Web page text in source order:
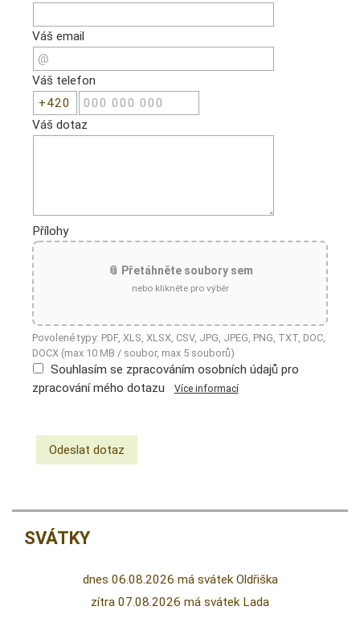
Váš email
Váš telefon
Váš dotaz
Přílohy
📎 Přetáhněte soubory sem
nebo klikněte pro výběr
Povolené typy: PDF, XLS, XLSX, CSV, JPG, JPEG, PNG, TXT, DOC,
DOCX (max 10 MB / soubor, max 5 souborů)
Souhlasím se zpracováním osobních údajů pro
zpracování mého dotazu
Více informací
SVÁTKY
dnes 06.08.2026 má svátek Oldřiška
zítra 07.08.2026 má svátek Lada